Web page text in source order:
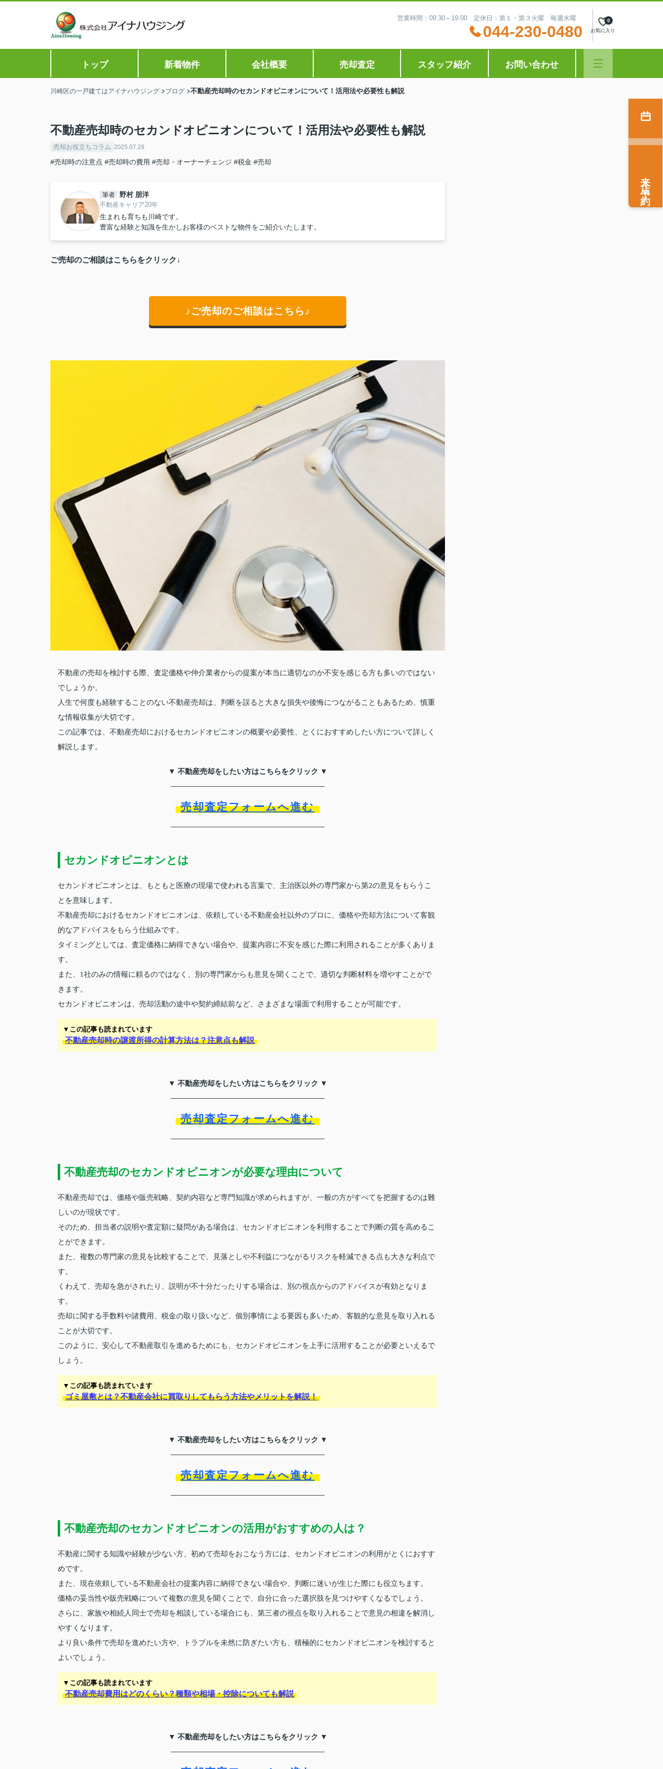
営業時間：09:30～19:00 定休日：第１・第３火曜 毎週水曜
044-230-0480 お気に入り
0
トップ 新着物件 会社概要 売却査定 スタッフ紹介 お問い合わせ
川崎区の一戸建てはアイナハウジング ブログ 不動産売却時のセカンドオピニオンについて！活用法や必要性も解説
不動産売却時のセカンドオピニオンについて！活用法や必要性も解説
売却お役立ちコラム 2025.07.29
#売却時の注意点 #売却時の費用 #売却・オーナーチェンジ #税金 #売却
筆者 野村 朋洋
不動産キャリア20年
生まれも育ちも川崎です。
豊富な経験と知識を生かしお客様のベストな物件をご紹介いたします。
ご売却のご相談はこちらをクリック↓
♪ご売却のご相談はこちら♪
不動産の売却を検討する際、査定価格や仲介業者からの提案が本当に適切なのか不安を感じる方も多いのではない
でしょうか。
人生で何度も経験することのない不動産売却は、判断を誤ると大きな損失や後悔につながることもあるため、慎重
な情報収集が大切です。
この記事では、不動産売却におけるセカンドオピニオンの概要や必要性、とくにおすすめしたい方について詳しく
解説します。
▼ 不動産売却をしたい方はこちらをクリック ▼
売却査定フォームへ進む
セカンドオピニオンとは
セカンドオピニオンとは、もともと医療の現場で使われる言葉で、主治医以外の専門家から第2の意見をもらうこ
とを意味します。
不動産売却におけるセカンドオピニオンは、依頼している不動産会社以外のプロに、価格や売却方法について客観
的なアドバイスをもらう仕組みです。
タイミングとしては、査定価格に納得できない場合や、提案内容に不安を感じた際に利用されることが多くありま
す。
また、1社のみの情報に頼るのではなく、別の専門家からも意見を聞くことで、適切な判断材料を増やすことがで
きます。
セカンドオピニオンは、売却活動の途中や契約締結前など、さまざまな場面で利用することが可能です。
▼この記事も読まれています
不動産売却時の譲渡所得の計算方法は？注意点も解説
▼ 不動産売却をしたい方はこちらをクリック ▼
売却査定フォームへ進む
不動産売却のセカンドオピニオンが必要な理由について
不動産売却では、価格や販売戦略、契約内容など専門知識が求められますが、一般の方がすべてを把握するのは難
しいのが現状です。
そのため、担当者の説明や査定額に疑問がある場合は、セカンドオピニオンを利用することで判断の質を高めるこ
とができます。
また、複数の専門家の意見を比較することで、見落としや不利益につながるリスクを軽減できる点も大きな利点で
す。
くわえて、売却を急がされたり、説明が不十分だったりする場合は、別の視点からのアドバイスが有効となりま
す。
売却に関する手数料や諸費用、税金の取り扱いなど、個別事情による要因も多いため、客観的な意見を取り入れる
ことが大切です。
このように、安心して不動産取引を進めるためにも、セカンドオピニオンを上手に活用することが必要といえるで
しょう。
▼この記事も読まれています
ゴミ屋敷とは？不動産会社に買取りしてもらう方法やメリットを解説！
▼ 不動産売却をしたい方はこちらをクリック ▼
売却査定フォームへ進む
不動産売却のセカンドオピニオンの活用がおすすめの人は？
不動産に関する知識や経験が少ない方、初めて売却をおこなう方には、セカンドオピニオンの利用がとくにおすす
めです。
また、現在依頼している不動産会社の提案内容に納得できない場合や、判断に迷いが生じた際にも役立ちます。
価格の妥当性や販売戦略について複数の意見を聞くことで、自分に合った選択肢を見つけやすくなるでしょう。
さらに、家族や相続人同士で売却を相談している場合にも、第三者の視点を取り入れることで意見の相違を解消し
やすくなります。
より良い条件で売却を進めたい方や、トラブルを未然に防ぎたい方も、積極的にセカンドオピニオンを検討すると
よいでしょう。
▼この記事も読まれています
不動産売却費用はどのくらい？種類や相場・控除についても解説
▼ 不動産売却をしたい方はこちらをクリック ▼
来店予約